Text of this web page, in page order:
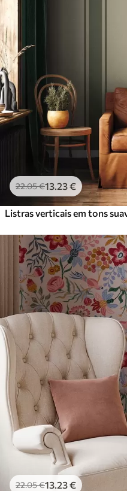
Premium
34.00
Vinil Premium
39.00
Peel and Stick
81.6749.00€/m²
22.05€13 .23€
22.05€13 .23€